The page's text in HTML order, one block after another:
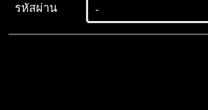
รหัสผ่าน